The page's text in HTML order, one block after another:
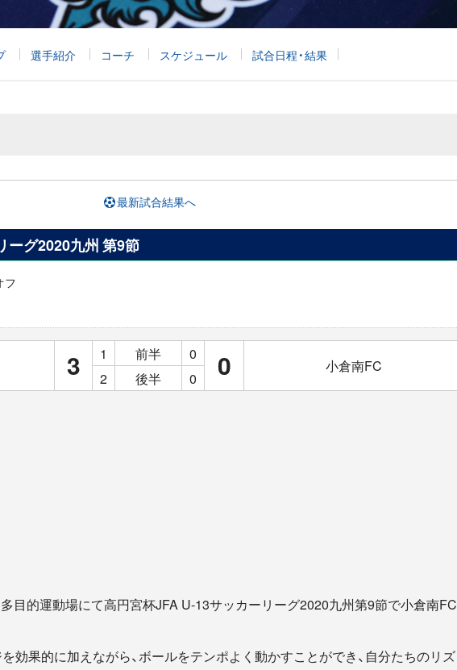
選手紹介 コーチ スケジュール 試合日程・結果
最新試合結果へ
ーグ2020九州 第9節
フ
3 1 前半 0 0 小倉南FC
2 後半 0
目的運動場にて高円宮杯JFA U-13サッカーリーグ2020九州第9節で小倉南FC
効果的に加えながら、ボールをテンポよく動かすことができ、自分たちのリズ